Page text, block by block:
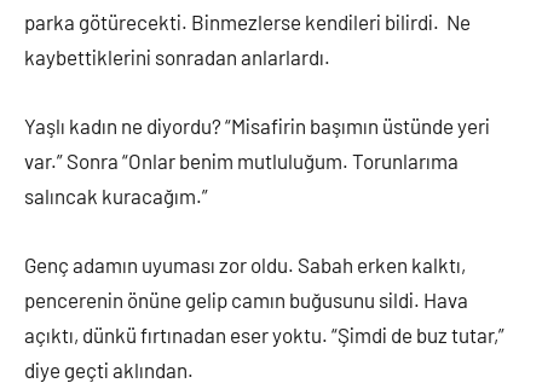
parka götürecekti. Binmezlerse kendileri bilirdi. Ne
kaybettiklerini sonradan anlarlardı.
Yaşlı kadın ne diyordu? “Misafirin başımın üstünde yeri
var.” Sonra “Onlar benim mutluluğum. Torunlarıma
salıncak kuracağım.”
Genç adamın uyuması zor oldu. Sabah erken kalktı,
pencerenin önüne gelip camın buğusunu sildi. Hava
açıktı, dünkü fırtınadan eser yoktu. “Şimdi de buz tutar,”
diye geçti aklından.